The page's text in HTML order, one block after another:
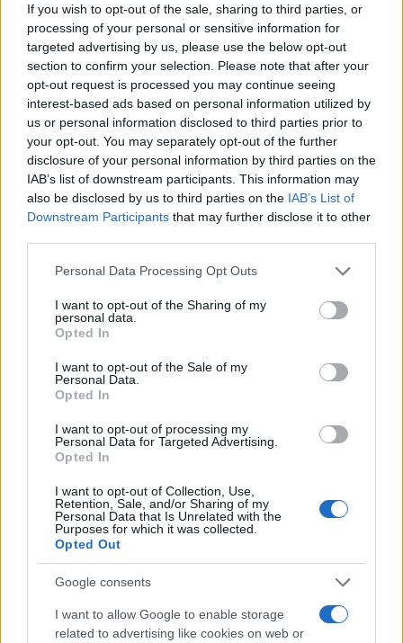
If you wish to opt-out of the sale, sharing to third parties, or
processing of your personal or sensitive information for
targeted advertising by us, please use the below opt-out
section to confirm your selection. Please note that after your
opt-out request is processed you may continue seeing
interest-based ads based on personal information utilized by
us or personal information disclosed to third parties prior to
your opt-out. You may separately opt-out of the further
disclosure of your personal information by third parties on the
IAB’s list of downstream participants. This information may
also be disclosed by us to third parties on the IAB’s List of
Downstream Participants that may further disclose it to other
Please note that this website/app uses one or more Google
not limited to your visit or usage behaviour. You may click to
grant or deny consent to Google and its third-party tags to
use your data for below specified purposes in below Google
consent section.
Personal Data Processing Opt Outs
I want to opt-out of the Sharing of my
personal data.
Opted In
I want to opt-out of the Sale of my
Personal Data.
Opted In
I want to opt-out of processing my
Personal Data for Targeted Advertising.
Opted In
I want to opt-out of Collection, Use,
Retention, Sale, and/or Sharing of my
Personal Data that Is Unrelated with the
Purposes for which it was collected.
Opted Out
Google consents
I want to allow Google to enable storage
related to advertising like cookies on web or
quando annotò la rimonta al box stampa dello
Stadio Olimpico Grande Torino: da
quell'appunto nacque la sua linea editoriale,
che propugna spiegazioni visive per il tifoso
critico. Dettaglio unico: una stagione
allenatore under15 al Chieri e ciclista urbano.
Continua a leggere
TENNIS